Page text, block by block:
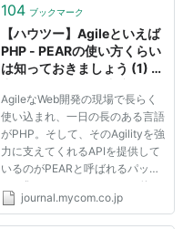
104 ブックマーク
【ハウツー】Agileといえば
PHP - PEARの使い方くらい
は知っておきましょう (1) 強
MDB2 (MYCOMジャーナ
ル)
AgileなWeb開発の現場で長らく
使い込まれ、一日の長のある言語
がPHP。そして、そのAgilityを強
力に支えてくれるAPIを提供して
いるのがPEARと呼ばれるパッケ
ージ集だ。PEARは、PHPを使っ
たWebアプリケーションの開発に
journal.mycom.co.jp